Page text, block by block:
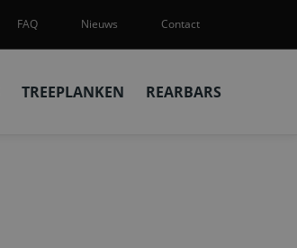
FAQ Nieuws Contact
TREEPLANKEN REARBARS